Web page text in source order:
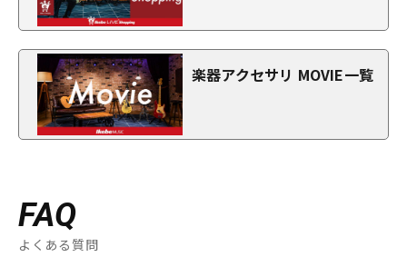
楽器アクセサリ MOVIE一覧
FAQ
よくある質問